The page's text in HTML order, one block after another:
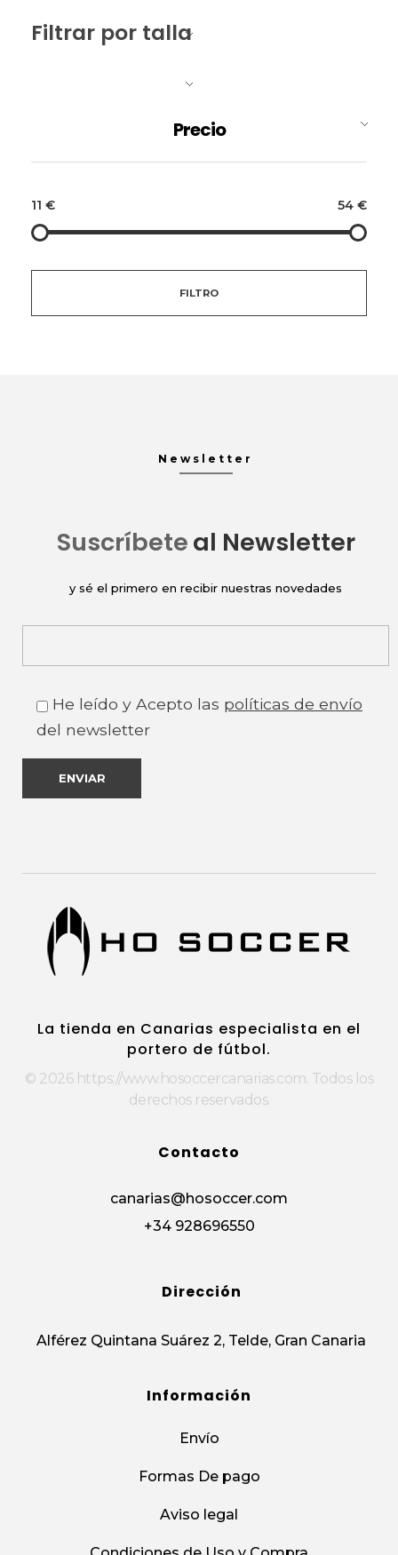
Filtrar por talla
Precio
11 € 54 €
FILTRO
Newsletter
Suscríbeteal Newsletter
y sé el primero en recibir nuestras novedades
He leído y Acepto las políticas de envío
del newsletter
La tienda en Canarias especialista en el
portero de fútbol.
© 2026 https://www.hosoccercanarias.com. Todos los
derechos reservados.
Contacto
canarias@hosoccer.com
+34 928696550
Dirección
Alférez Quintana Suárez 2, Telde, Gran Canaria
Información
Envío
Formas De pago
Aviso legal